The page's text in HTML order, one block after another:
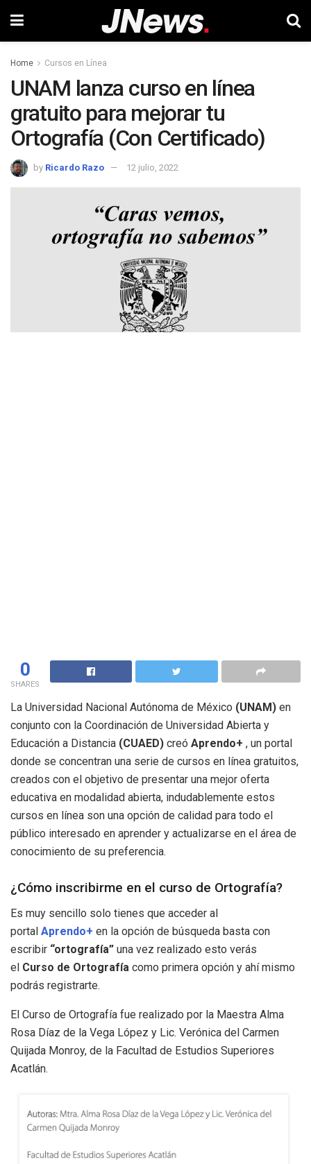
Home Cursos en Línea
UNAM lanza curso en línea
gratuito para mejorar tu
Ortografía (Con Certificado)
by Ricardo Razo 12 julio, 2022
0
SHARES
La Universidad Nacional Autónoma de México (UNAM) en
conjunto con la Coordinación de Universidad Abierta y
Educación a Distancia (CUAED) creó Aprendo+ , un portal
donde se concentran una serie de cursos en línea gratuitos,
creados con el objetivo de presentar una mejor oferta
educativa en modalidad abierta, indudablemente estos
cursos en línea son una opción de calidad para todo el
público interesado en aprender y actualizarse en el área de
conocimiento de su preferencia.
¿Cómo inscribirme en el curso de Ortografía?
Es muy sencillo solo tienes que acceder al
portal Aprendo+ en la opción de búsqueda basta con
escribir “ortografía” una vez realizado esto verás
el Curso de Ortografía como primera opción y ahí mismo
podrás registrarte.
El Curso de Ortografía fue realizado por la Maestra Alma
Rosa Díaz de la Vega López y Lic. Verónica del Carmen
Quijada Monroy, de la Facultad de Estudios Superiores
Acatlán.